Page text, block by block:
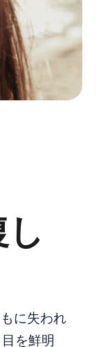
に失われ
を鮮明